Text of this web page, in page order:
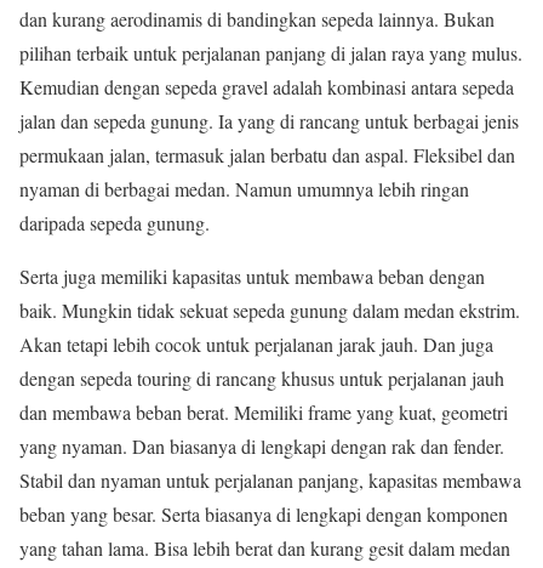
dan kurang aerodinamis di bandingkan sepeda lainnya. Bukan
pilihan terbaik untuk perjalanan panjang di jalan raya yang mulus.
Kemudian dengan sepeda gravel adalah kombinasi antara sepeda
jalan dan sepeda gunung. Ia yang di rancang untuk berbagai jenis
permukaan jalan, termasuk jalan berbatu dan aspal. Fleksibel dan
nyaman di berbagai medan. Namun umumnya lebih ringan
daripada sepeda gunung.
Serta juga memiliki kapasitas untuk membawa beban dengan
baik. Mungkin tidak sekuat sepeda gunung dalam medan ekstrim.
Akan tetapi lebih cocok untuk perjalanan jarak jauh. Dan juga
dengan sepeda touring di rancang khusus untuk perjalanan jauh
dan membawa beban berat. Memiliki frame yang kuat, geometri
yang nyaman. Dan biasanya di lengkapi dengan rak dan fender.
Stabil dan nyaman untuk perjalanan panjang, kapasitas membawa
beban yang besar. Serta biasanya di lengkapi dengan komponen
yang tahan lama. Bisa lebih berat dan kurang gesit dalam medan